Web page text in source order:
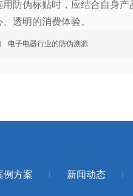
用防伪标贴时，应结合自身
透明的消费体验。
电子电器行业的防伪溯源
例方案 新闻动态